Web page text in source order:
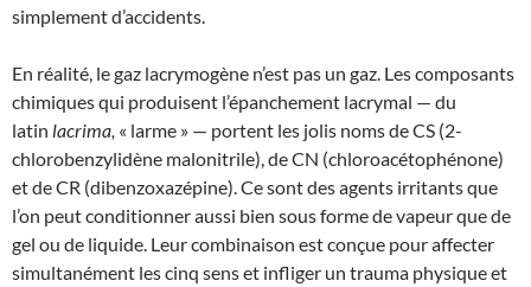
simplement d’accidents.
En réalité, le gaz lacrymogène n’est pas un gaz. Les composants
chimiques qui produisent l’épanchement lacrymal — du
latin lacrima, « larme » — portent les jolis noms de CS (2-
chlorobenzylidène malonitrile), de CN (chloroacétophénone)
et de CR (dibenzoxazépine). Ce sont des agents irritants que
l’on peut conditionner aussi bien sous forme de vapeur que de
gel ou de liquide. Leur combinaison est conçue pour affecter
simultanément les cinq sens et infliger un trauma physique et